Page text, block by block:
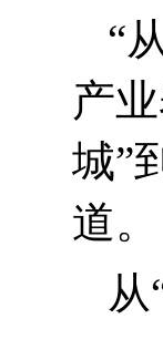
“
产
城”
道。
从